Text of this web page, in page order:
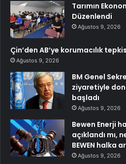
Tarımın
Düzenlendi
Ağustos 9, 2026
Çin’den AB’ye korumacılık
Ağustos 9, 2026
BM Genel
ziyaretiyle
başladı
Ağustos 9, 2026
Bewen Enerji
açıklandı mı,
BEWEN halka
Ağustos 9, 2026